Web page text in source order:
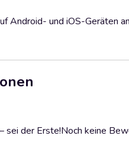
Android- und iOS-Geräten an
sei der Erste!Noch keine